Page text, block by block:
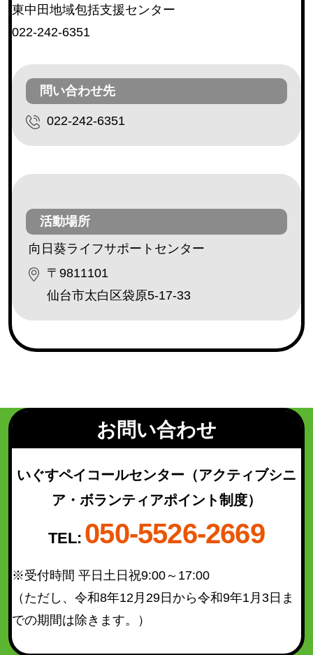
催しの手伝い(225)
利用者との交流（傾聴ボランティア、勉強や遊び相
手等）(182)
調理ボランティア
障害のある方の作業補助(3)
その他(173)
地区・エリア
青葉区
青葉区（宮城総合支所管内）(21)
太白区（秋保総合支所管内）(16)
検索結果を表示
東中田地域包括支援センター
022-242-6351
問い合わせ先
022-242-6351
活動場所
向日葵ライフサポートセンター
〒9811101
仙台市太白区袋原5-17-33
お問い合わせ
いぐすペイコールセンター （アクティブシニ
ア・ボランティアポイント制度）
TEL: 050-5526-2669
※受付時間 平日土日祝9:00～17:00
（ただし、令和8年12月29日から令和9年1月3日ま
での期間は除きます。）